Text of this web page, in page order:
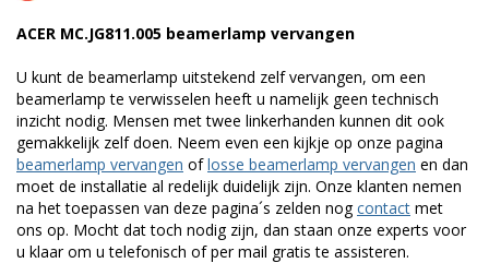
ACER MC.JG811.005 beamerlamp vervangen
U kunt de beamerlamp uitstekend zelf vervangen, om een
beamerlamp te verwisselen heeft u namelijk geen technisch
inzicht nodig. Mensen met twee linkerhanden kunnen dit ook
gemakkelijk zelf doen. Neem even een kijkje op onze pagina
beamerlamp vervangen oflosse beamerlamp vervangen en dan
moet de installatie al redelijk duidelijk zijn. Onze klanten nemen
na het toepassen van deze pagina´s zelden nogcontact met
ons op. Mocht dat toch nodig zijn, dan staan onze experts voor
u klaar om u telefonisch of per mail gratis te assisteren.